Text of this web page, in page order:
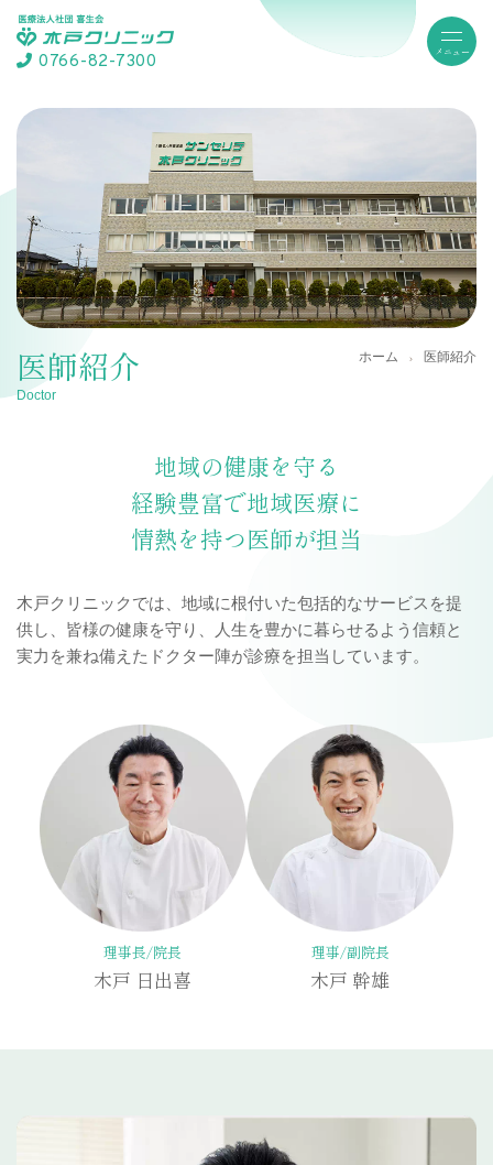
0766-82-7300
医師紹介
Doctor
ホーム 医師紹介
地域の健康を守る
経験豊富で地域医療に
情熱を持つ医師が担当
木戸クリニックでは、地域に根付いた包括的なサービスを提
供し、 皆様の健康を守り、人生を豊かに暮らせるよう信頼と
実力を兼ね備えたドクター陣が診療を担当しています。
理事長/院長
木戸 日出喜
理事/副院長
木戸 幹雄